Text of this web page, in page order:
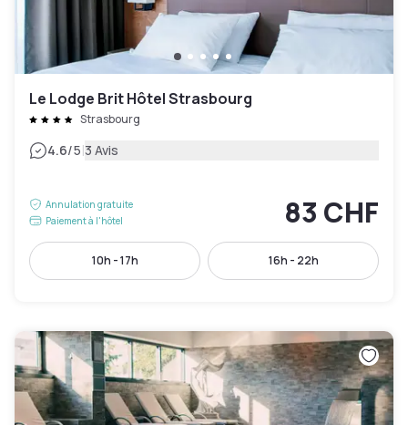
Le Lodge Brit Hôtel Strasbourg
Strasbourg
4.6/5|3 Avis
Annulation gratuite
Paiement à l'hôtel
83 CHF
10h - 17h 16h - 22h